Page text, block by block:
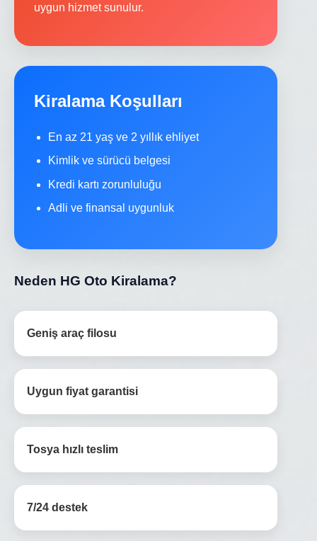
uygun hizmet sunulur.
Kiralama Koşulları
En az 21 yaş ve 2 yıllık ehliyet
Kimlik ve sürücü belgesi
Kredi kartı zorunluluğu
Adli ve finansal uygunluk
Neden HG Oto Kiralama?
Geniş araç filosu
Uygun fiyat garantisi
Tosya hızlı teslim
7/24 destek